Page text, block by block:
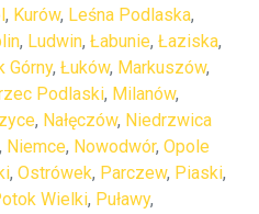
, Kurów, Leśna Podlaska,
, Ludwin, Łabunie, Łaziska,
Górny, Łuków, Markuszów,
Podlaski, Milanów,
, Nałęczów, Niedrzwica
, Niemce, Nowodwór, Opole
, Ostrówek, Parczew, Piaski,
Wielki, Puławy,